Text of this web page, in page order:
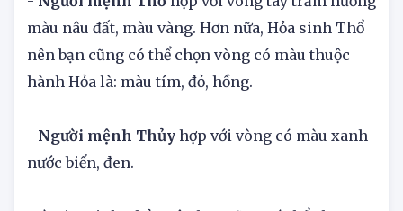
-Người mệnh Thổ hợp với vòng tay trầm hương
màu nâu đất, màu vàng. Hơn nữa, Hỏa sinh Thổ
nên bạn cũng có thể chọn vòng có màu thuộc
-Người mệnh Thủy